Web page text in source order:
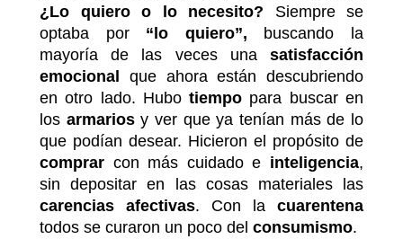
¿Lo quiero o lo necesito? Siempre se
optaba por “lo quiero”, buscando la
mayoría de las veces una satisfacción
emocional
que ahora están descubriendo
en otro lado. Hubotiempo para buscar en
los armariosy ver que ya tenían más de lo
que podían desear. Hicieron el propósito de
comprar con más cuidado e inteligencia,
sin depositar en las cosas materiales las
carencias afectivas. Con la cuarentena
todos se curaron un poco del consumismo.